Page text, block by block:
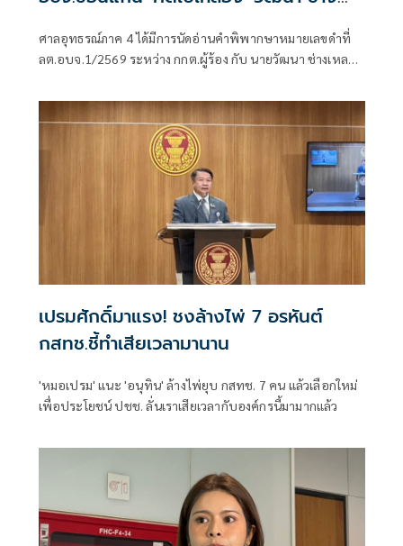
ศาลอุทธรณ์ภาค 4 ได้มีการนัดอ่านคำพิพากษาหมายเลขดำที่
ลต.อบจ.1/2569 ระหว่าง กกต.ผู้ร้อง กับ นายวัฒนา ช่างเหลา
บริหารท้องถิ่น (ขอให้มีการเลือกตั้ง นายก อบจ.ใหม่)
เปรมศักดิ์มาแรง! ชงล้างไพ่ 7 อรหันต์
กสทช.ชี้ทำเสียเวลามานาน
'หมอเปรม' แนะ 'อนุทิน' ล้างไพ่ยุบ กสทช. 7 คน แล้วเลือกใหม่
เพื่อประโยชน์ ปชช. ลั่นเราเสียเวลากับองค์กรนี้มามากแล้ว